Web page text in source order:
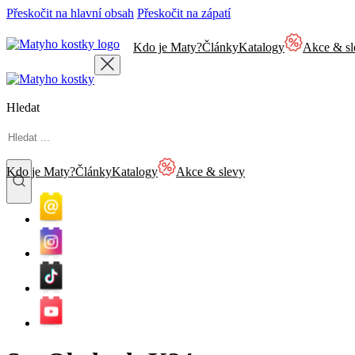
Přeskočit na hlavní obsah Přeskočit na zápatí
Kdo je Maty?ČlánkyKatalogy Akce &
Hledat
Kdo je Maty?ČlánkyKatalogy Akce & slevy